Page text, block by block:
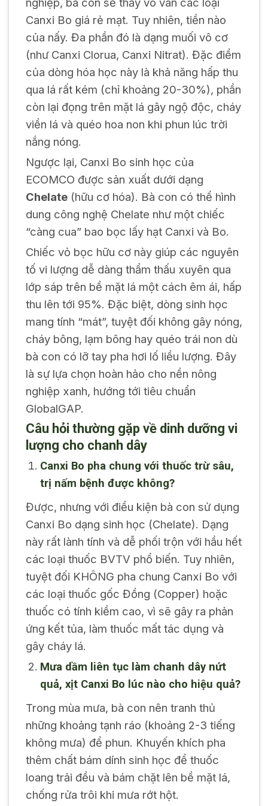
Canxi Bo giá rẻ mạt. Tuy nhiên, tiền nào
của nấy. Đa phần đó là dạng muối vô cơ
(như Canxi Clorua, Canxi Nitrat). Đặc điểm
của dòng hóa học này là khả năng hấp thu
qua lá rất kém (chỉ khoảng 20-30%), phần
còn lại đọng trên mặt lá gây ngộ độc, cháy
viền lá và quéo hoa non khi phun lúc trời
nắng nóng.
Ngược lại, Canxi Bo sinh học của
ECOMCO được sản xuất dưới dạng
Chelate(hữu cơ hóa). Bà con có thể hình
dung công nghệ Chelate như một chiếc
“càng cua” bao bọc lấy hạt Canxi và Bo.
Chiếc vỏ bọc hữu cơ này giúp các nguyên
tố vi lượng dễ dàng thẩm thấu xuyên qua
lớp sáp trên bề mặt lá một cách êm ái, hấp
thu lên tới 95%. Đặc biệt, dòng sinh học
mang tính “mát”, tuyệt đối không gây nóng,
cháy bông, lạm bông hay quéo trái non dù
bà con có lỡ tay pha hơi lố liều lượng. Đây
là sự lựa chọn hoàn hảo cho nền nông
nghiệp xanh, hướng tới tiêu chuẩn
GlobalGAP.
Câu hỏi thường gặp về dinh dưỡng vi
lượng cho chanh dây
Canxi Bo pha chung với thuốc trừ sâu,
trị nấm bệnh được không?
Được, nhưng với điều kiện bà con sử dụng
Canxi Bo dạng sinh học (Chelate). Dạng
này rất lành tính và dễ phối trộn với hầu hết
các loại thuốc BVTV phổ biến. Tuy nhiên,
tuyệt đối KHÔNG pha chung Canxi Bo với
các loại thuốc gốc Đồng (Copper) hoặc
thuốc có tính kiềm cao, vì sẽ gây ra phản
ứng kết tủa, làm thuốc mất tác dụng và
gây cháy lá.
Mưa dầm liên tục làm chanh dây nứt
quả, xịt Canxi Bo lúc nào cho hiệu quả?
Trong mùa mưa, bà con nên tranh thủ
những khoảng tạnh ráo (khoảng 2-3 tiếng
không mưa) để phun. Khuyến khích pha
thêm chất bám dính sinh học để thuốc
loang trải đều và bám chặt lên bề mặt lá,
chống rửa trôi khi mưa rớt hột.